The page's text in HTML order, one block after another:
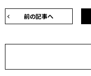
前の記事へ